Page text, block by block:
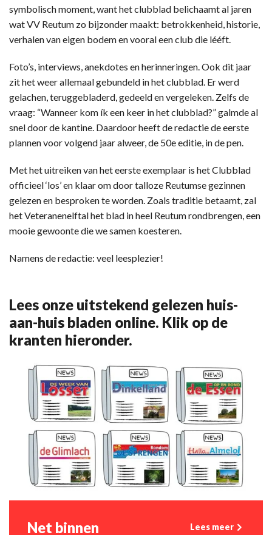
symbolisch moment, want het clubblad belichaamt al jaren
wat VV Reutum zo bijzonder maakt: betrokkenheid, historie,
verhalen van eigen bodem en vooral een club die lééft.
Foto’s, interviews, anekdotes en herinneringen. Ook dit jaar
zit het weer allemaal gebundeld in het clubblad. Er werd
gelachen, teruggebladerd, gedeeld en vergeleken. Zelfs de
vraag: “Wanneer kom ík een keer in het clubblad?” galmde al
snel door de kantine. Daardoor heeft de redactie de eerste
plannen voor volgend jaar alweer, de 50e editie, in de pen.
Met het uitreiken van het eerste exemplaar is het Clubblad
officieel ‘los’ en klaar om door talloze Reutumse gezinnen
gelezen en besproken te worden. Zoals traditie betaamt, zal
het Veteranenelftal het blad in heel Reutum rondbrengen, een
mooie gewoonte die we samen koesteren.
Namens de redactie: veel leesplezier!
Lees onze uitstekend gelezen huis-
aan-huis bladen online. Klik op de
kranten hieronder.
Net binnen Lees meer